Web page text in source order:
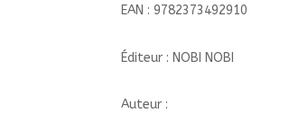
EAN : 9782373492910
Éditeur : NOBI NOBI
Auteur :